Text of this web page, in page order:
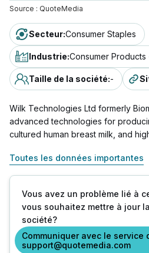
Source : QuoteMedia
Secteur:Consumer Staples
Industrie:Consumer Products
Taille de la société:-
Wilk Technologies Ltd formerly
advanced technologies for
cultured human breast milk, and
Toutes les données importantes
Vous avez un problème lié à
vous souhaitez mettre à jour
société?
Communiquer avec le service
support@quotemedia.com